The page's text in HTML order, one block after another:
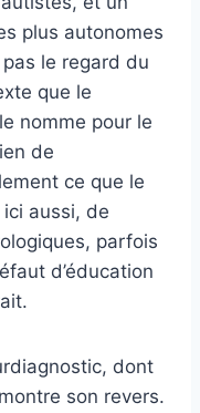
plus autonomes
le regard du
que le
nomme pour le
de
ce que le
ici aussi, de
parfois
d’éducation
dont
son revers.